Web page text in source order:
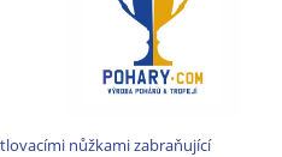
nůžkami zabraňující